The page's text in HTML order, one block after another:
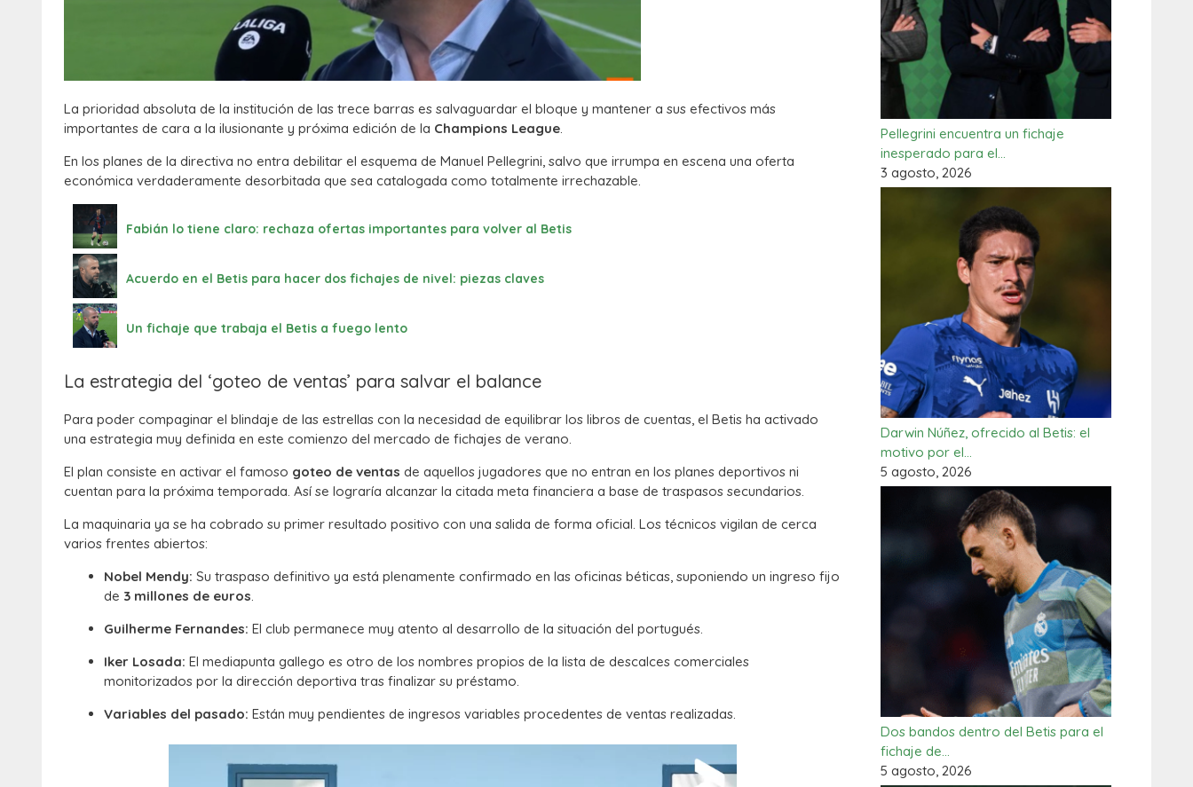
La prioridad absoluta de la institución de las trece barras es salvaguardar el bloque y mantener a sus efectivos más
importantes de cara a la ilusionante y próxima edición de la Champions League.
En los planes de la directiva no entra debilitar el esquema de Manuel Pellegrini, salvo que irrumpa en escena una oferta
económica verdaderamente desorbitada que sea catalogada como totalmente irrechazable.
Fabián lo tiene claro: rechaza ofertas importantes para volver al Betis
Acuerdo en el Betis para hacer dos fichajes de nivel: piezas claves
Un fichaje que trabaja el Betis a fuego lento
La estrategia del ‘goteo de ventas’ para salvar el balance
Para poder compaginar el blindaje de las estrellas con la necesidad de equilibrar los libros de cuentas, el Betis ha activado
una estrategia muy definida en este comienzo del mercado de fichajes de verano.
El plan consiste en activar el famoso goteo de ventas de aquellos jugadores que no entran en los planes deportivos ni
cuentan para la próxima temporada. Así se lograría alcanzar la citada meta financiera a base de traspasos secundarios.
La maquinaria ya se ha cobrado su primer resultado positivo con una salida de forma oficial. Los técnicos vigilan de cerca
varios frentes abiertos:
Nobel Mendy: Su traspaso definitivo ya está plenamente confirmado en las oficinas béticas, suponiendo un ingreso fijo
de 3 millones de euros.
Guilherme Fernandes: El club permanece muy atento al desarrollo de la situación del portugués.
Iker Losada: El mediapunta gallego es otro de los nombres propios de la lista de descalces comerciales
monitorizados por la dirección deportiva tras finalizar su préstamo.
Variables del pasado: Están muy pendientes de ingresos variables procedentes de ventas realizadas.
Pellegrini encuentra un fichaje
inesperado para el…
3 agosto, 2026
Darwin Núñez, ofrecido al Betis: el
motivo por el…
5 agosto, 2026
Dos bandos dentro del Betis para el
fichaje de…
5 agosto, 2026